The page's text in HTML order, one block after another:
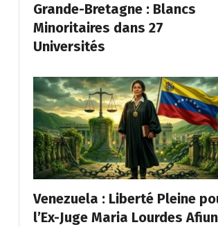
Grande-Bretagne : Blancs
Minoritaires dans 27
Universités
Venezuela : Liberté Pleine
l’Ex-Juge Maria Lourdes